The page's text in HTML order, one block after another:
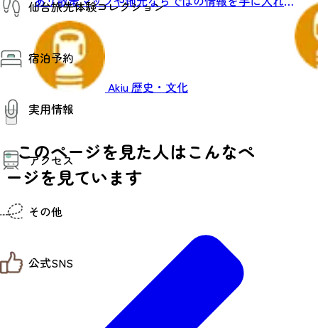
温泉
美味いもの
季節のイベント
プロスポーツチーム・プロオーケストラ
仙台の銘品
仙台夜時間
仙台観光マップ
仙台旅先体験コレクション
仙台旅先体験コレクション
体験プログラム検索（予約）
体験事業者からのお知らせ
体験トピックス
体験事業者
宿泊予約
宿泊予約
実用情報
観光案内
お役立ち情報
観光アプリ
仙台観光マップ
アクセス
市内の交通情報
その他
お問い合わせ
せんだい旅日和とは
サイト利用規約
公式SNS
せんだい旅日和 Instagram
ること...
Akiu歴史・文化
このページを見た人はこんなペ
ージを見ています